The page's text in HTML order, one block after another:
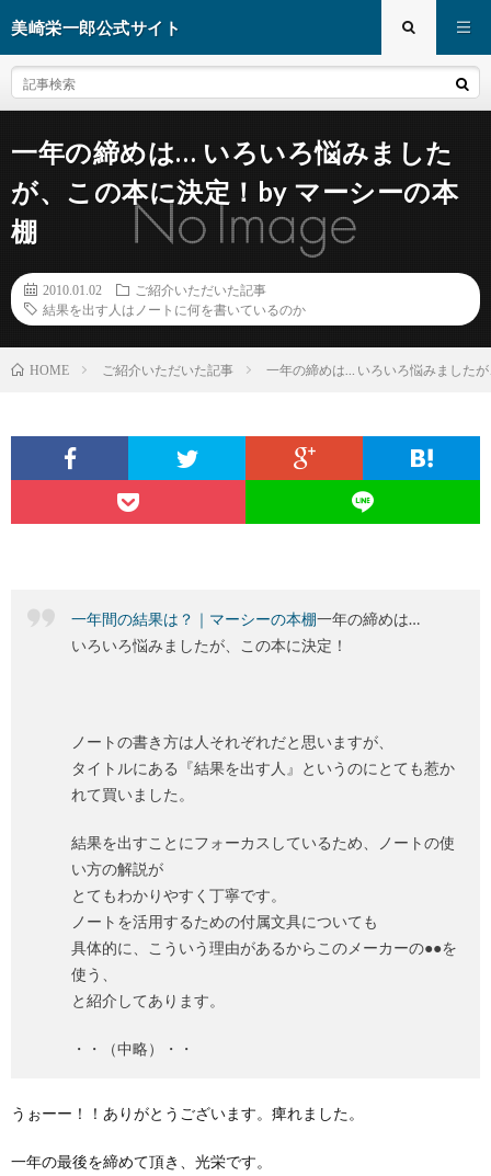
美崎栄一郎公式サイト
一年の締めは… いろいろ悩みました
が、この本に決定！by マーシーの本
棚
2010.01.02
ご紹介いただいた記事
結果を出す人はノートに何を書いているのか
HOME ご紹介いただいた記事 一年の締めは… いろいろ悩みました
一年間の結果は？｜マーシーの本棚一年の締めは…
いろいろ悩みましたが、この本に決定！
ノートの書き方は人それぞれだと思いますが、
タイトルにある『結果を出す人』というのにとても惹か
れて買いました。
結果を出すことにフォーカスしているため、ノートの使
い方の解説が
とてもわかりやすく丁寧です。
ノートを活用するための付属文具についても
具体的に、こういう理由があるからこのメーカーの●●を
使う、
と紹介してあります。
・・（中略）・・
うぉーー！！ありがとうございます。痺れました。
一年の最後を締めて頂き、光栄です。